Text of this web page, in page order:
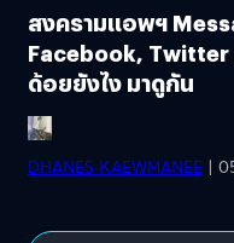
สงครามแอพฯ
Facebook, Twitter
ด้อยยังไง มาดูกัน
DHANES KAEWMANEE |